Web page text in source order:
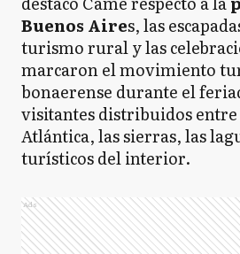
Buenos Aires, las
turismo rural y las
marcaron el movimiento
bonaerense durante el
visitantes distribuidos entre
Atlántica, las sierras, las
turísticos del interior.
Ads